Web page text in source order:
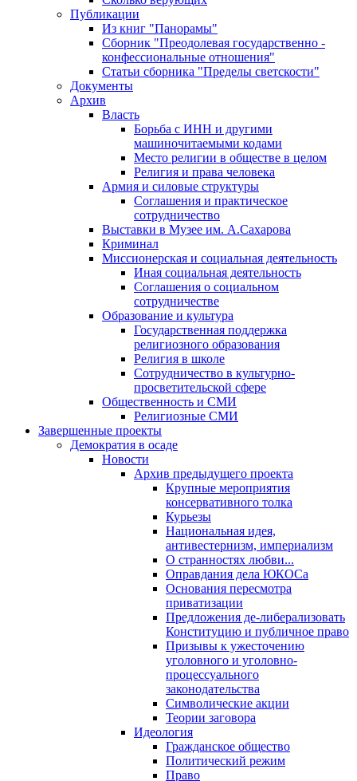
Публикации
Из книг "Панорамы"
Сборник "Преодолевая государственно -
конфессиональные отношения"
Статьи сборника "Пределы светскости"
Документы
Архив
Власть
Борьба с ИНН и другими
машиночитаемыми кодами
Место религии в обществе в целом
Религия и права человека
Армия и силовые структуры
Соглашения и практическое
сотрудничество
Выставки в Музее им. А.Сахарова
Криминал
Миссионерская и социальная деятельность
Иная социальная деятельность
Соглашения о социальном
сотрудничестве
Образование и культура
Государственная поддержка
религиозного образования
Религия в школе
Сотрудничество в культурно-
просветительской сфере
Общественность и СМИ
Религиозные СМИ
Завершенные проекты
Демократия в осаде
Новости
Архив предыдущего проекта
Крупные мероприятия
консервативного толка
Курьезы
Национальная идея,
антивестернизм, империализм
О странностях любви...
Оправдания дела ЮКОСа
Основания пересмотра
приватизации
Предложения де-либерализовать
Конституцию и публичное право
Призывы к ужесточению
уголовного и уголовно-
процессуального
законодательства
Символические акции
Теории заговора
Идеология
Гражданское общество
Политический режим
Право